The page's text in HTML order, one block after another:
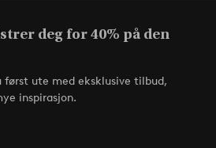
deg for 40% på den
først ute med eksklusive tilbud,
inspirasjon.